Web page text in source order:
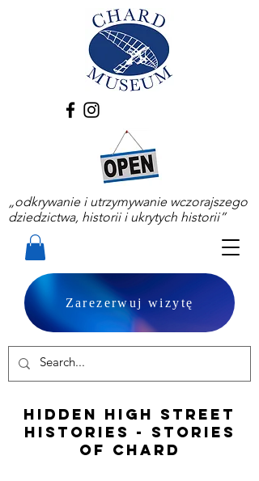
„odkrywanie i utrzymywanie wczorajszego
dziedzictwa, historii i ukrytych historii”
Zarezerwuj wizytę
HIDDEN HIGH STREET
HISTORIES - STORIES
OF CHARD